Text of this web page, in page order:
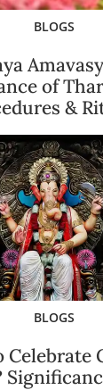
BLOGS
of
&
BLOGS
Celebrate